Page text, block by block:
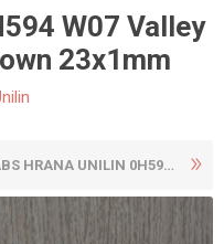
W07 Valley
23x1mm
HRANA UNILIN 0H594 W07 ...